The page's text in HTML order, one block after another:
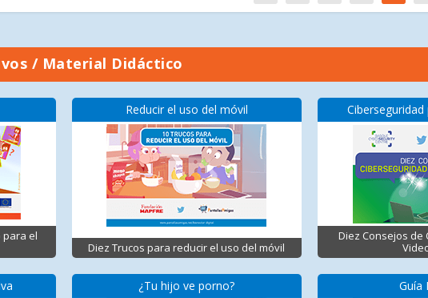
/ Material Didáctico
para el
Reducir el uso del móvil
Diez Trucos para reducir el uso del móvil
¿Tu hijo ve porno?
Diez Consejos
Guía